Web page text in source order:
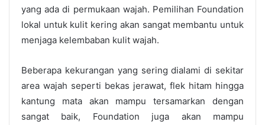
yang ada di permukaan wajah. Pemilihan Foundation
lokal untuk kulit kering akan sangat membantu untuk
menjaga kelembaban kulit wajah.
Beberapa kekurangan yang sering dialami di sekitar
area wajah seperti bekas jerawat, flek hitam hingga
kantung mata akan mampu tersamarkan dengan
sangat baik, Foundation juga akan mampu